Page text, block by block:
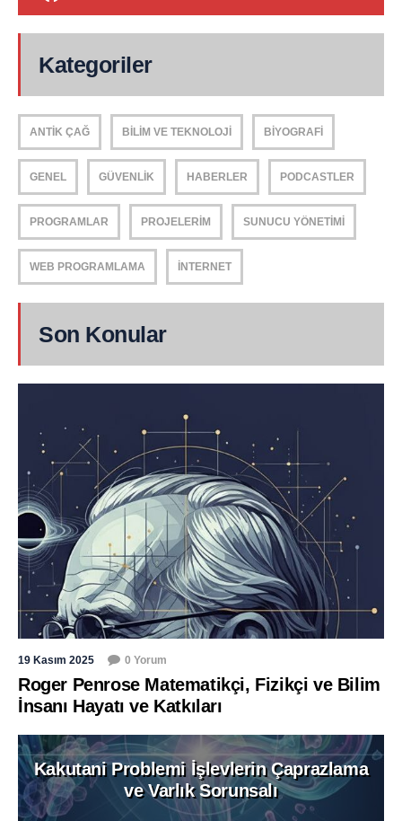
Kategoriler
ANTIK ÇAĞ BILIM VE TEKNOLOJI BIYOGRAFI
GENEL GÜVENLIK HABERLER PODCASTLER
PROGRAMLAR PROJELERIM SUNUCU YÖNETIMI
WEB PROGRAMLAMA İNTERNET
Son Konular
19 Kasım 2025 0 Yorum
Roger Penrose Matematikçi, Fizikçi ve Bilim
İnsanı Hayatı ve Katkıları
Kakutani Problemi İşlevlerin Çaprazlama
ve Varlık Sorunsalı